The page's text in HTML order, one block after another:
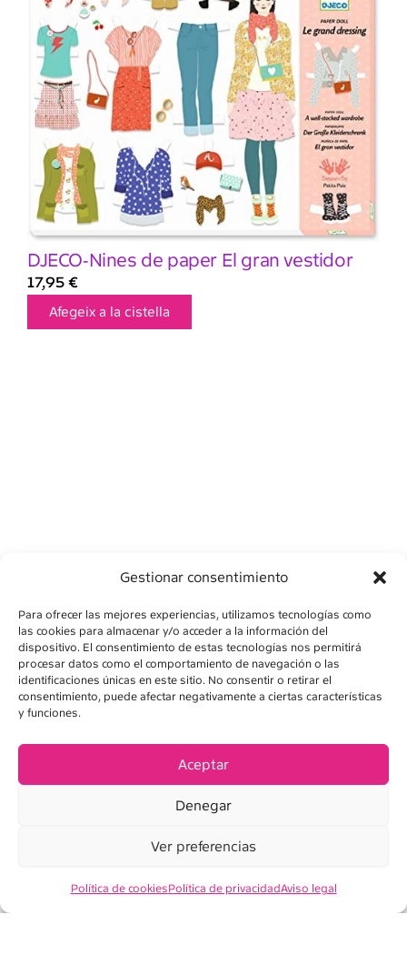
Gestionar consentimiento
Para ofrecer las mejores experiencias, utilizamos tecnologías como
las cookies para almacenar y/o acceder a la información del
dispositivo. El consentimiento de estas tecnologías nos permitirá
procesar datos como el comportamiento de navegación o las
identificaciones únicas en este sitio. No consentir o retirar el
consentimiento, puede afectar negativamente a ciertas características
y funciones.
Aceptar
Denegar
Ver preferencias
Política de cookiesPolítica de privacidadAviso legal
DJECO-Nines de paper El gran vestidor
17,95 €
Afegeix a la cistella
POLÍTICA DE PRIVADESA
POLÍTICA DE COOKIES